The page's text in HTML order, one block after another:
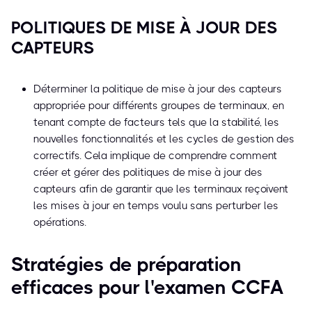
POLITIQUES DE MISE À JOUR DES
CAPTEURS
Déterminer la politique de mise à jour des capteurs
appropriée pour différents groupes de terminaux, en
tenant compte de facteurs tels que la stabilité, les
nouvelles fonctionnalités et les cycles de gestion des
correctifs. Cela implique de comprendre comment
créer et gérer des politiques de mise à jour des
capteurs afin de garantir que les terminaux reçoivent
les mises à jour en temps voulu sans perturber les
opérations.
Stratégies de préparation
efficaces pour l'examen CCFA